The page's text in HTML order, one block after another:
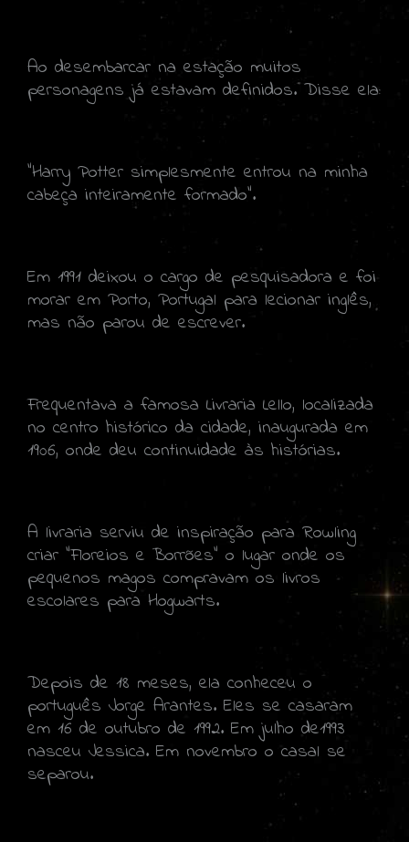
Ao desembarcar na estação muitos
personagens já estavam definidos. Disse ela:
"Harry Potter simplesmente entrou na minha
cabeça inteiramente formado".
Em 1991 deixou o cargo de pesquisadora e foi
morar em Porto, Portugal para lecionar inglês,
mas não parou de escrever.
Frequentava a famosa Livraria Lello, localizada
no centro histórico da cidade, inaugurada em
1906, onde deu continuidade às histórias.
A livraria serviu de inspiração para Rowling
criar “Floreios e Borrões” o lugar onde os
pequenos magos compravam os livros
escolares para Hogwarts.
Depois de 18 meses, ela conheceu o
português Jorge Arantes. Eles se casaram
em 16 de outubro de 1992. Em julho de1993
nasceu Jessica. Em novembro o casal se
separou.